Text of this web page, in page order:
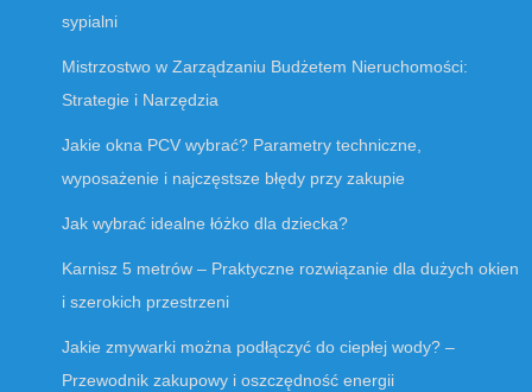
sypialni
Mistrzostwo w Zarządzaniu Budżetem Nieruchomości:
Strategie i Narzędzia
Jakie okna PCV wybrać? Parametry techniczne,
wyposażenie i najczęstsze błędy przy zakupie
Jak wybrać idealne łóżko dla dziecka?
Karnisz 5 metrów – Praktyczne rozwiązanie dla dużych okien
i szerokich przestrzeni
Jakie zmywarki można podłączyć do ciepłej wody? –
Przewodnik zakupowy i oszczędność energii